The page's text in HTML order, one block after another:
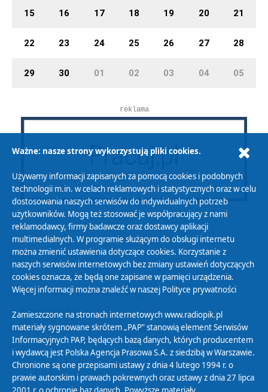
15 16 17 18 19 20 21
22 23 24 25 26 27 28
29 30 01 02 03 04 05
reklama
Polityka Prywatności
Zasady korzystania z Serwisu
Organizacje Pożytku Publicznego
Cyfryzacja DAB+
Polityka ochrony danych osobowych
Abonament
Zamówienia publiczne
Ważne: nasze strony wykorzystują pliki cookies.
Używamy informacji zapisanych za pomocą cookies i podobnych
technologii m.in. w celach reklamowych i statystycznych oraz w celu
dostosowania naszych serwisów do indywidualnych potrzeb
użytkowników. Mogą też stosować je współpracujący z nami
reklamodawcy, firmy badawcze oraz dostawcy aplikacji
multimedialnych. W programie służącym do obsługi internetu
można zmienić ustawienia dotyczące cookies. Korzystanie z
naszych serwisów internetowych bez zmiany ustawień dotyczących
cookies oznacza, że będą one zapisane w pamięci urządzenia.
Więcej informacji można znaleźć w naszej Polityce prywatności
Zamieszczone na stronach internetowych www.radiopik.pl
materiały sygnowane skrótem „PAP” stanowią element Serwisów
Informacyjnych PAP, będących bazą danych, których producentem
i wydawcą jest Polska Agencja Prasowa S.A. z siedzibą w Warszawie.
Chronione są one przepisami ustawy z dnia 4 lutego 1994 r. o
prawie autorskim i prawach pokrewnych oraz ustawy z dnia 27 lipca